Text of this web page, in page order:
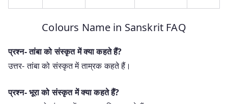
Colours Name in Sanskrit FAQ
प्रश्न- तांबा को संस्कृत में क्या कहते हैं?
उत्तर- तांबा को संस्कृत में ताम्रक कहते हैं।
प्रश्न- भूरा को संस्कृत में क्या कहते हैं?